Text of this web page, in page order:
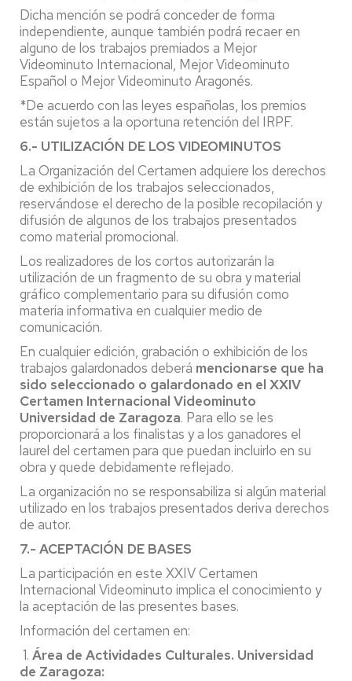
Dicha mención se podrá conceder de forma
independiente, aunque también podrá recaer en
alguno de los trabajos premiados a Mejor
Videominuto Internacional, Mejor Videominuto
Español o Mejor Videominuto Aragonés.
*De acuerdo con las leyes españolas, los premios
están sujetos a la oportuna retención del IRPF.
6.- UTILIZACIÓN DE LOS VIDEOMINUTOS
La Organización del Certamen adquiere los derechos
de exhibición de los trabajos seleccionados,
reservándose el derecho de la posible recopilación y
difusión de algunos de los trabajos presentados
como material promocional.
Los realizadores de los cortos autorizarán la
utilización de un fragmento de su obra y material
gráfico complementario para su difusión como
materia informativa en cualquier medio de
comunicación.
En cualquier edición, grabación o exhibición de los
trabajos galardonados deberá mencionarse que ha
sido seleccionado o galardonado en el XXIV
Certamen Internacional Videominuto
Universidad de Zaragoza. Para ello se les
proporcionará a los finalistas y a los ganadores el
laurel del certamen para que puedan incluirlo en su
obra y quede debidamente reflejado.
La organización no se responsabiliza si algún material
utilizado en los trabajos presentados deriva derechos
de autor.
7.- ACEPTACIÓN DE BASES
La participación en este XXIV Certamen
Internacional Videominuto implica el conocimiento y
la aceptación de las presentes bases.
Información del certamen en:
1. Área de Actividades Culturales. Universidad
de Zaragoza: